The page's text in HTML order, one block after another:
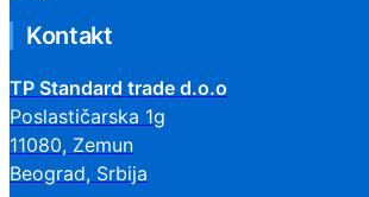
Kontakt
TP Standard trade d.o.o
Poslastičarska 1g
11080, Zemun
Beograd, Srbija